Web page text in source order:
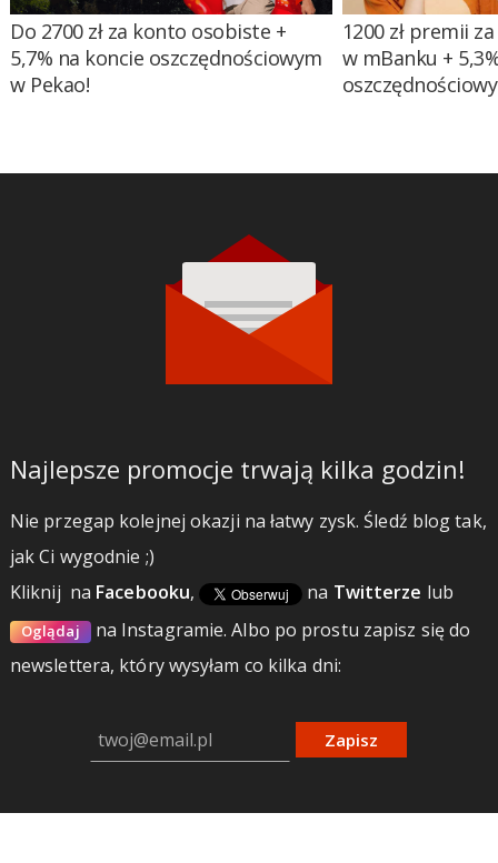
Do 2700 zł za konto osobiste +
5,7% na koncie oszczędnościowym
w Pekao!
1200 zł premii
w mBanku +
Najlepsze promocje trwają kilka godzin!
Nie przegap kolejnej okazji na łatwy zysk. Śledź blog tak,
jak Ci wygodnie ;)
Kliknij na Facebooku, na Twitterze lub
Oglądaj na Instagramie.Albo po prostu zapisz się do
newslettera, który wysyłam co kilka dni:
Zapisz